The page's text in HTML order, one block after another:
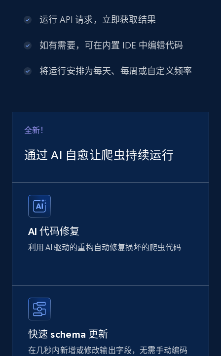
运行 API 请求，立即获取结果
如有需要，可在内置 IDE 中编辑代码
将运行安排为每天、每周或自定义频率
全新！
通过 AI 自愈让爬虫持续运行
AI 代码修复
利用 AI 驱动的重构自动修复损坏的爬虫代码
快速 schema 更新
在几秒内新增或修改输出字段，无需手动编码